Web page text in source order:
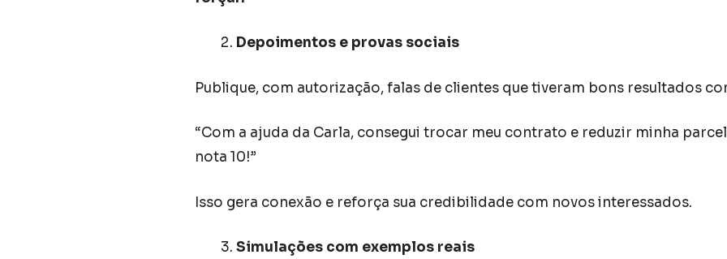
Depoimentos e provas sociais
Publique, com autorização, falas de clientes que tiveram bons resultados
“Com a ajuda da Carla, consegui trocar meu contrato e reduzir minha
nota 10!”
Isso gera conexão e reforça sua credibilidade com novos interessados.
Simulações com exemplos reais